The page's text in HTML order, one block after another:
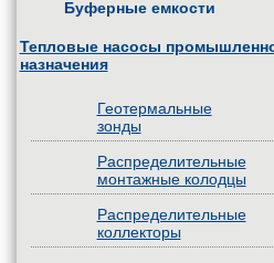
Буферные емкости
Тепловые насосы
назначения
Геотермальные
зонды
Распределительные
монтажные колодцы
Распределительные
коллекторы